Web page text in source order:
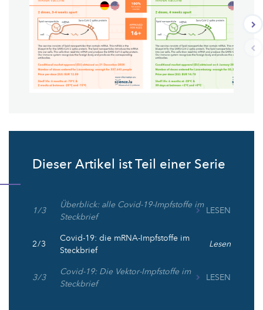
Dieser Artikel ist Teil einer Serie
1 / 3
Überblick: alle Covid-19-Impfstoffe im
Steckbrief
LESEN
2 / 3
Covid-19: die mRNA-Impfstoffe im
Steckbrief
Lesen
3 / 3
Covid-19: Die Vektor-Impfstoffe im
Steckbrief
LESEN